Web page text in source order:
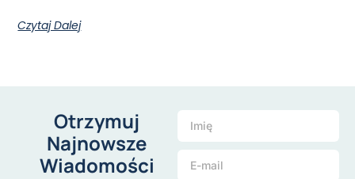
Czytaj Dalej
Otrzymuj
Najnowsze
Wiadomości